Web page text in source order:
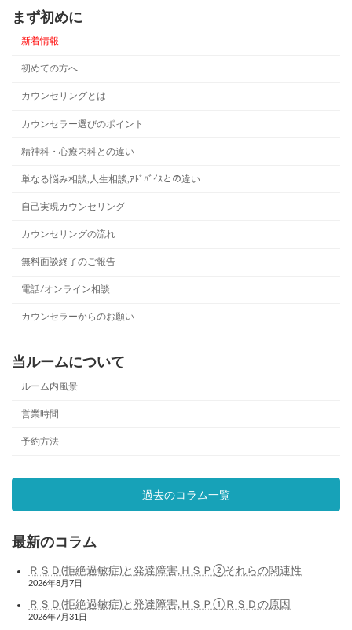
まず初めに
新着情報
初めての方へ
カウンセリングとは
カウンセラー選びのポイント
精神科・心療内科との違い
単なる悩み相談,人生相談,ｱﾄﾞﾊﾞｲｽとの違い
自己実現カウンセリング
カウンセリングの流れ
無料面談終了のご報告
電話/オンライン相談
カウンセラーからのお願い
当ルームについて
ルーム内風景
営業時間
予約方法
過去のコラム一覧
最新のコラム
ＲＳＤ(拒絶過敏症)と発達障害,ＨＳＰ②それらの関連性
2026年8月7日
ＲＳＤ(拒絶過敏症)と発達障害,ＨＳＰ①ＲＳＤの原因
2026年7月31日